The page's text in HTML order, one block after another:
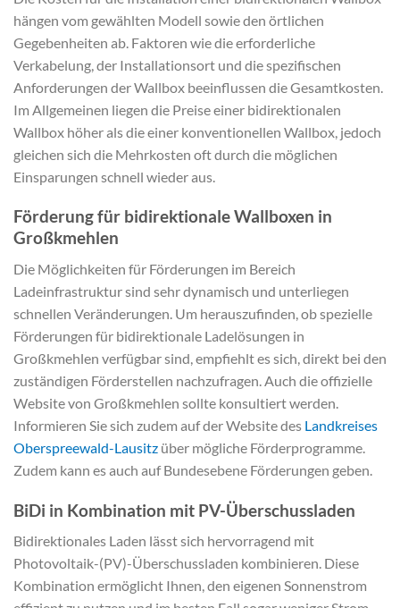
hängen vom gewählten Modell sowie den örtlichen
Gegebenheiten ab. Faktoren wie die erforderliche
Verkabelung, der Installationsort und die spezifischen
Anforderungen der Wallbox beeinflussen die Gesamtkosten.
Im Allgemeinen liegen die Preise einer bidirektionalen
Wallbox höher als die einer konventionellen Wallbox, jedoch
gleichen sich die Mehrkosten oft durch die möglichen
Einsparungen schnell wieder aus.
Förderung für bidirektionale Wallboxen in
Großkmehlen
Die Möglichkeiten für Förderungen im Bereich
Ladeinfrastruktur sind sehr dynamisch und unterliegen
schnellen Veränderungen. Um herauszufinden, ob spezielle
Förderungen für bidirektionale Ladelösungen in
Großkmehlen verfügbar sind, empfiehlt es sich, direkt bei den
zuständigen Förderstellen nachzufragen. Auch die offizielle
Website von Großkmehlen sollte konsultiert werden.
Informieren Sie sich zudem auf der Website des Landkreises
Oberspreewald-Lausitz über mögliche Förderprogramme.
Zudem kann es auch auf Bundesebene Förderungen geben.
BiDi in Kombination mit PV-Überschussladen
Bidirektionales Laden lässt sich hervorragend mit
Photovoltaik-(PV)-Überschussladen kombinieren. Diese
Kombination ermöglicht Ihnen, den eigenen Sonnenstrom